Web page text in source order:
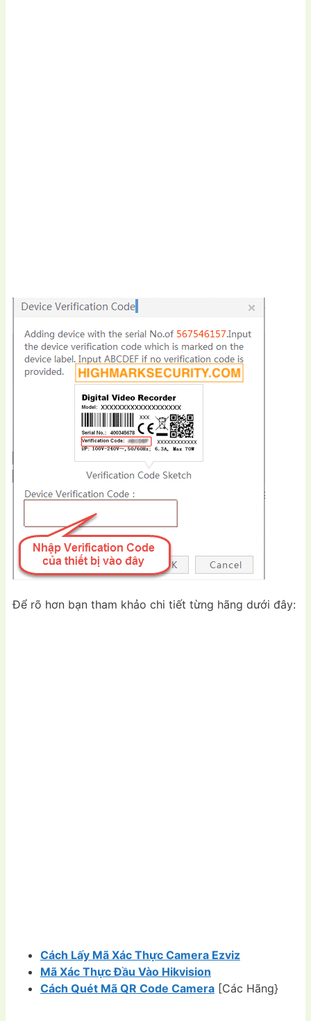
Để rõ hơn bạn tham khảo chi tiết từng hãng dưới đây:
Cách Lấy Mã Xác Thực Camera Ezviz
Mã Xác Thực Đầu Vào Hikvision
Cách Quét Mã QR Code Camera [Các Hãng}